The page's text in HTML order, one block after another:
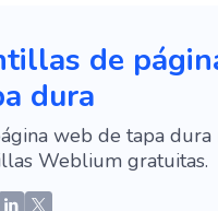
de
dura
web de tapa
Weblium gratuitas.